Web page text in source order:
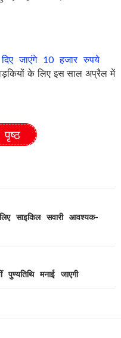
जाएंगे 10 हजार रुपये
लड़कियों के लिए इस साल अप्रैल में
साइकिल सवारी आवश्यक-
मनाई जाएगी